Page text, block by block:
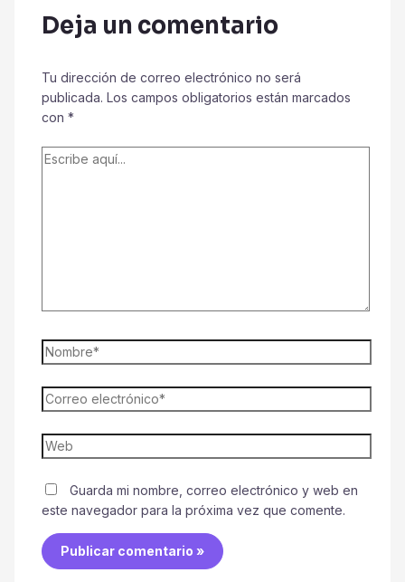
Deja un comentario
Tu dirección de correo electrónico no será
publicada. Los campos obligatorios están marcados
con *
Escribe
Nombre*
Correo
electrónico*
Web
Guarda mi nombre, correo electrónico y web en
este navegador para la próxima vez que comente.